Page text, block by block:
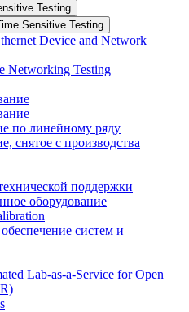
Testing
Sensitive Testing
Device and Network
Networking Testing
по линейному ряду
снятое с производства
поддержки
оборудование
систем и
Lab-as-a-Service for Open